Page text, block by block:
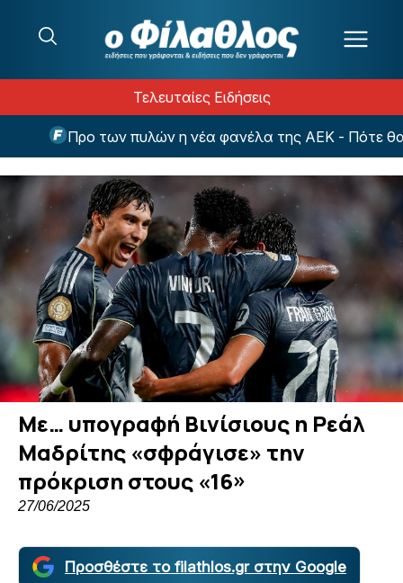
Τελευταίες Ειδήσεις
Προ των πυλών η νέα φανέλα της ΑΕΚ - Πότε θα
Με… υπογραφή Βινίσιους η Ρεάλ
Μαδρίτης «σφράγισε» την
πρόκριση στους «16»
27/06/2025
Προσθέστε το filathlos.gr στην Google